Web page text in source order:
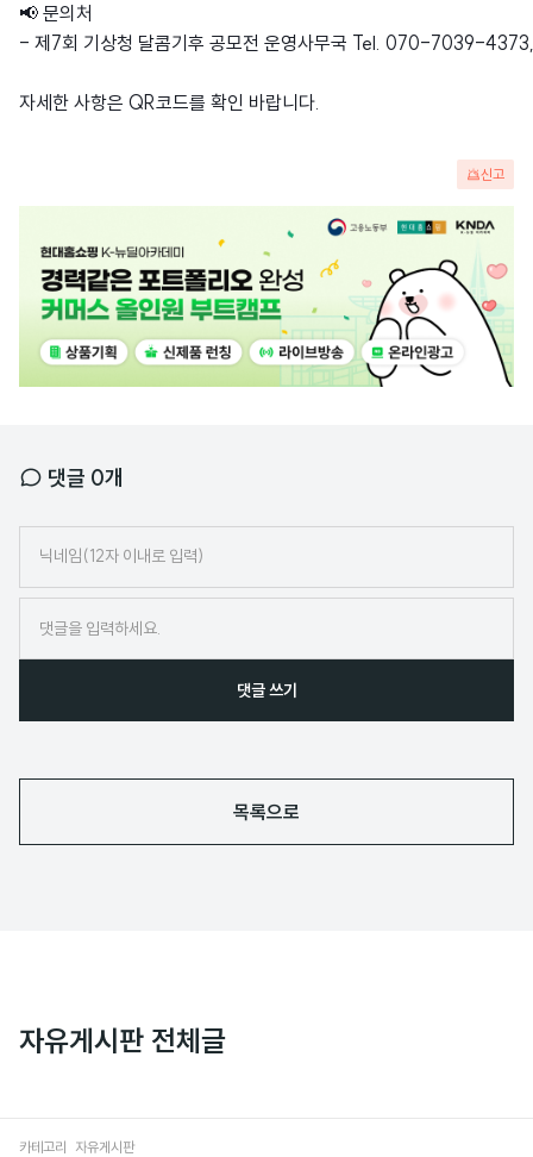
📢 문의처
- 제7회 기상청 달콤기후 공모전 운영사무국 Tel. 070-7039-
자세한 사항은 QR코드를 확인 바랍니다.
신고
댓글 0개
임
댓글 쓰기
목록으로
자유게시판 전체글
카테고리 자유게시판